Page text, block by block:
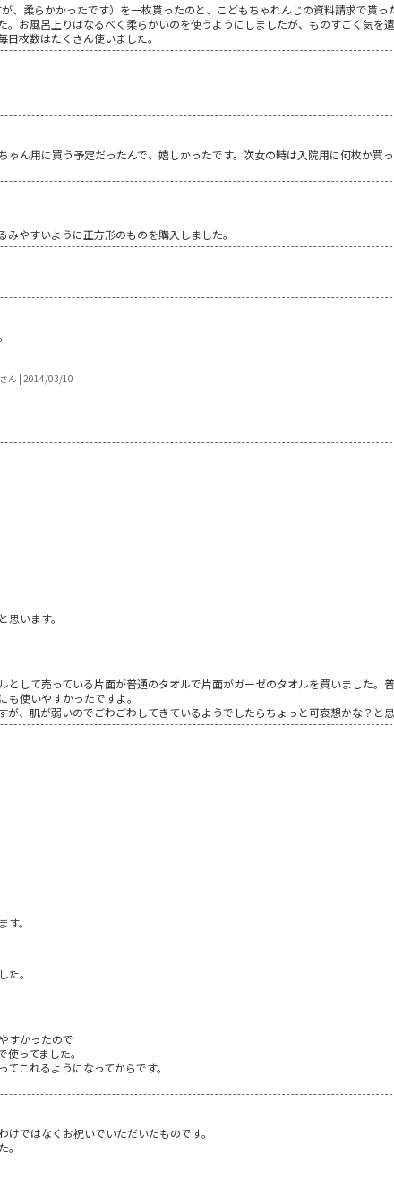
、柔らかかったです）を一枚貰ったのと、こどもちゃれんじの資料請求で貰っ
。お風呂上りはなるべく柔らかいのを使うようにしましたが、ものすごく気を
枚数はたくさん使いました。
ん用に買う予定だったんで、嬉しかったです。次女の時は入院用に何枚か買
やすいように正方形のものを購入しました。
ん | 2014/03/10
います。
して売っている片面が普通のタオルで片面がガーゼのタオルを買いました。
使いやすかったですよ。
、肌が弱いのでごわごわしてきているようでしたらちょっと可哀想かな？と
。
。
すかったので
ってました。
これるようになってからです。
ではなくお祝いでいただいたものです。